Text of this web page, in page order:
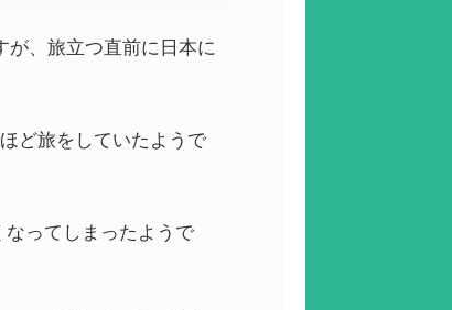
が、旅立つ直前に日本に
ど旅をしていたようで
ってしまったようで